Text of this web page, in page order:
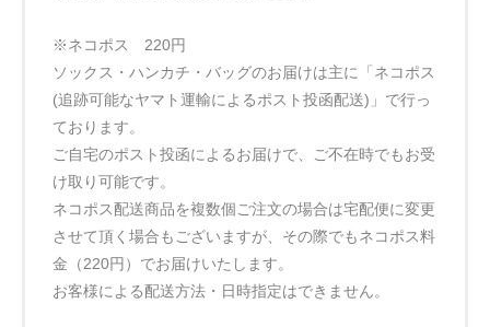
※ネコポス 220円
ソックス・ハンカチ・バッグのお届けは主に「ネコポス
(追跡可能なヤマト運輸によるポスト投函配送)」で行っ
ております。
ご自宅のポスト投函によるお届けで、ご不在時でもお受
け取り可能です。
ネコポス配送商品を複数個ご注文の場合は宅配便に変更
させて頂く場合もございますが、その際でもネコポス料
金（220円）でお届けいたします。
お客様による配送方法・日時指定はできません。